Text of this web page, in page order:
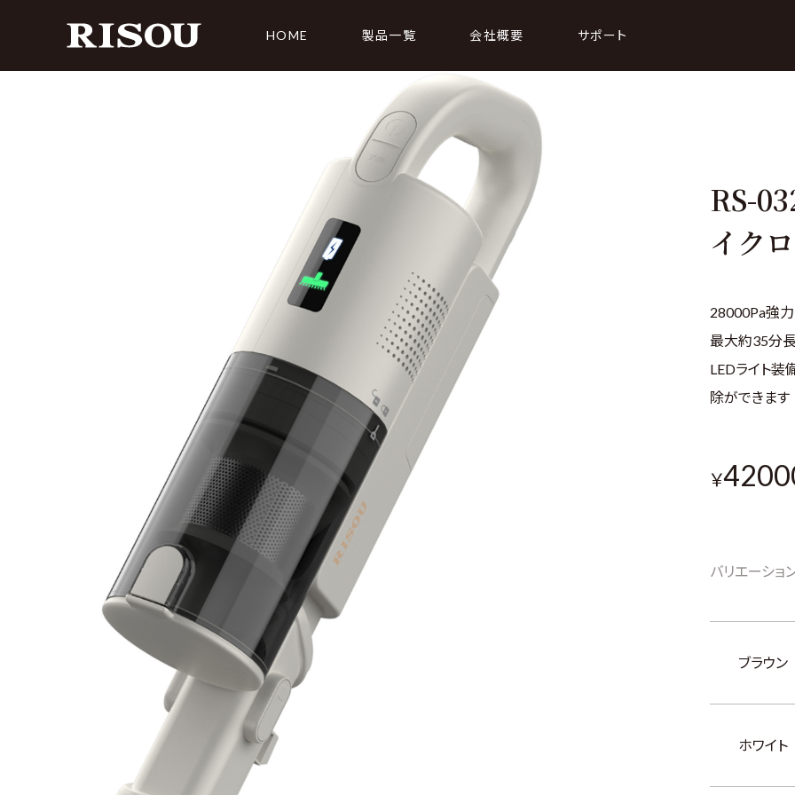
HOME 製品一覧
RS-015 掃除機＆モップクリーナー
RS-019 電動モップクリーナー
RS-014 布団クリーナー
RS-008 冷風器
RS-016 布団乾燥機
会社概要 サポート
RS-
イク
28000Pa強力
最大約35分
LEDライト装
除ができます
￥
バリエーショ
ブラウン
ホワイト